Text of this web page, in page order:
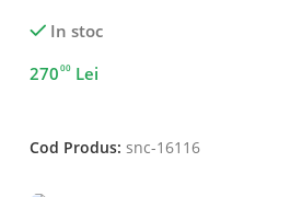
In stoc
27000 Lei
Cod Produs: snc-16116